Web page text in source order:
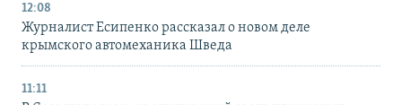
12:08
Журналист Есипенко рассказал о новом деле
крымского автомеханика Шведа
11:11